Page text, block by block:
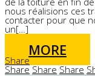
nous réalisions ces
contacter pour que
un[…]
MORE
Share
Share Share Share